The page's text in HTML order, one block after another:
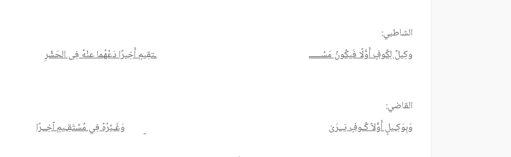
الشاطبي:
وكِيلٌ لِكُوفٍ أَوَّلًا فَيكُونُ مَسْـــــ
ـتقِيمٍ أَخِيرًا دَعْهُما عنْهُ فِى الحَشْرِ
القاضي:
وَبِوَكِـيلٍ أَوَّلاً كُـوفٍ يَــرَىٰ
وَغَـيْرُهُ فِي مُسْتَقِـيمٍ آخِــرًا